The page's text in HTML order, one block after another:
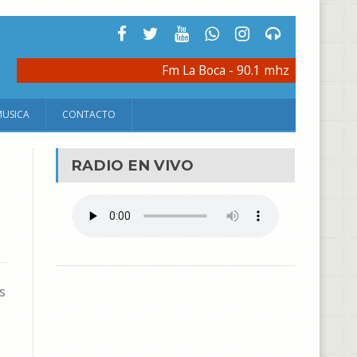
Fm La Boca - 90.1 mhz
CONTACTO
RADIO EN VIVO